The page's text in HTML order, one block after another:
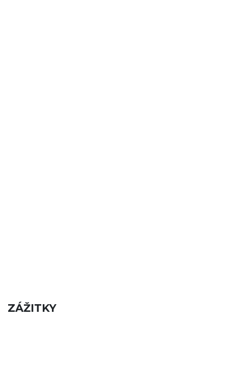
ZÁŽITKY